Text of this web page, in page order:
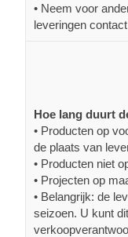
• Neem voor
leveringen
Hoe lang duurt
• Producten op
de plaats van
• Producten niet
• Projecten op
• Belangrijk: de
seizoen. U kunt